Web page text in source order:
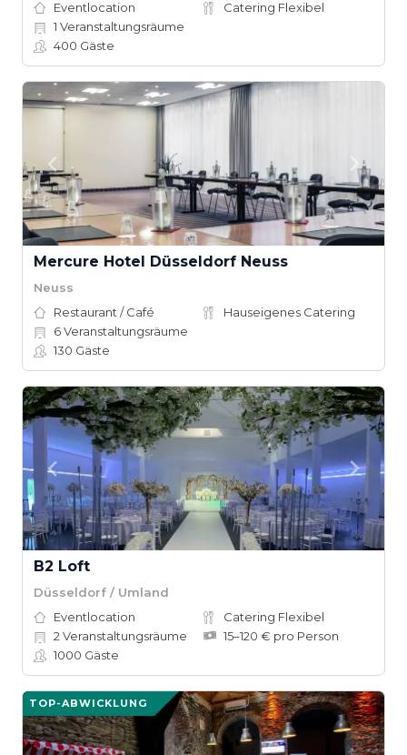
Eventlocation
Catering Flexibel
1 Veranstaltungsräume
400 Gäste
Mercure Hotel Düsseldorf Neuss
Neuss
Restaurant / Café
Hauseigenes Catering
6Veranstaltungsräume
130 Gäste
B2 Loft
Düsseldorf / Umland
Eventlocation
Catering Flexibel
2 Veranstaltungsräume
15–120 € pro Person
1000 Gäste
TOP-ABWICKLUNG